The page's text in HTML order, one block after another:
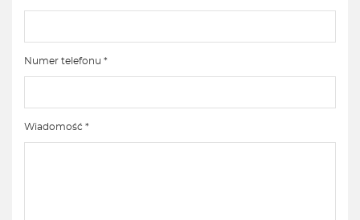
Numer telefonu *
Wiadomość *